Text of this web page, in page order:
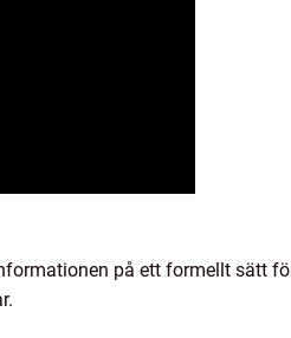
på ett formellt sätt